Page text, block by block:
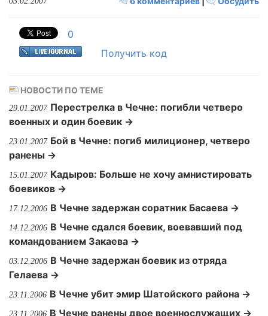
0
Получить код
НОВОСТИ ПО ТЕМЕ
29.01.2007 Перестрелка в Чечне: погибли четверо
военных и один боевик →
23.01.2007 Бой в Чечне: погиб милиционер, четверо
ранены →
15.01.2007 Кадыров: Больше не хочу амнистировать
боевиков →
17.12.2006 В Чечне задержан соратник Басаева →
14.12.2006 В Чечне сдался боевик, воевавший под
командованием Закаева →
03.12.2006 В Чечне задержан боевик из отряда
Гелаева →
23.11.2006 В Чечне убит эмир Шатойского района →
23.11.2006 В Чечне ранены двое военнослужащих →